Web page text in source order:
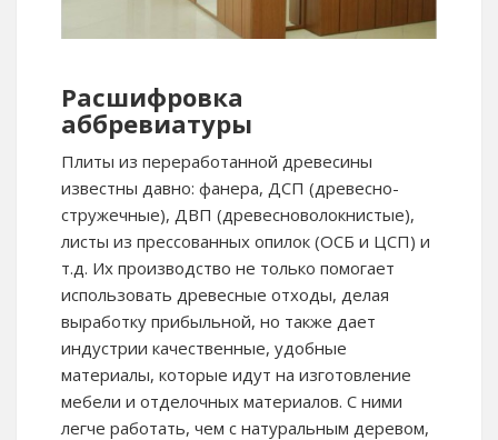
Расшифровка
аббревиатуры
Плиты из переработанной древесины
известны давно: фанера, ДСП (древесно-
стружечные), ДВП (древесноволокнистые),
листы из прессованных опилок (ОСБ и ЦСП) и
т.д. Их производство не только помогает
использовать древесные отходы, делая
выработку прибыльной, но также дает
индустрии качественные, удобные
материалы, которые идут на изготовление
мебели и отделочных материалов. С ними
легче работать, чем с натуральным деревом,